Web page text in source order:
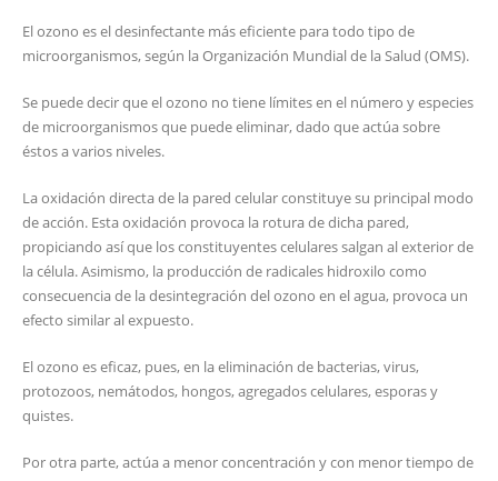
El ozono es el desinfectante más eficiente para todo tipo de
microorganismos, según la Organización Mundial de la Salud (OMS).
Se puede decir que el ozono no tiene límites en el número y especies
de microorganismos que puede eliminar, dado que actúa sobre
éstos a varios niveles.
La oxidación directa de la pared celular constituye su principal modo
de acción. Esta oxidación provoca la rotura de dicha pared,
propiciando así que los constituyentes celulares salgan al exterior de
la célula. Asimismo, la producción de radicales hidroxilo como
consecuencia de la desintegración del ozono en el agua, provoca un
efecto similar al expuesto.
El ozono es eficaz, pues, en la eliminación de bacterias, virus,
protozoos, nemátodos, hongos, agregados celulares, esporas y
quistes.
Por otra parte, actúa a menor concentración y con menor tiempo de